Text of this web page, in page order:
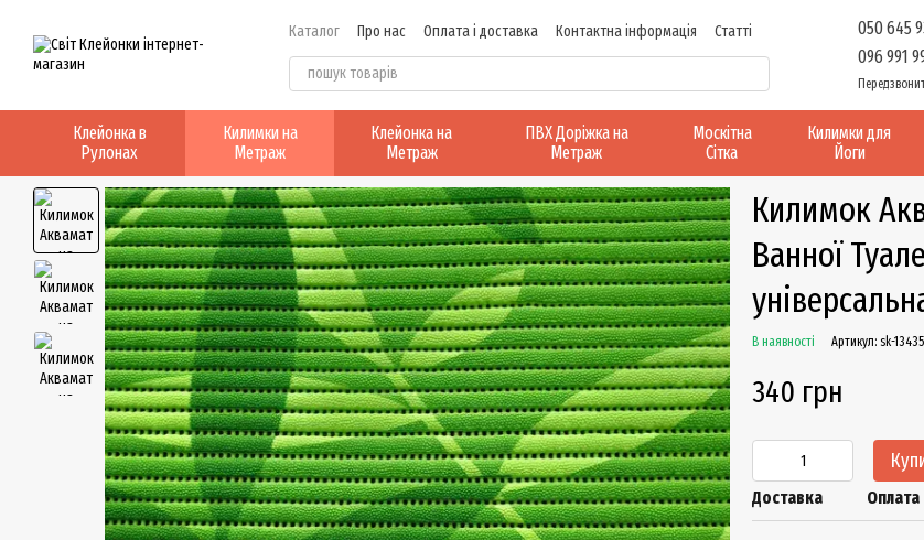
Каталог Про нас Оплата і доставка Контактна інформація Статті
050 645
096 991
Клейонка в
Рулонах
Килимки на
Метраж
Клейонка на
Метраж
ПВХ Доріжка на
Метраж
Москітна
Сітка
Килимки для
Йоги
Килимок
Ванної
В наявності Артикул: sk-
340 грн
Доставка Оплата